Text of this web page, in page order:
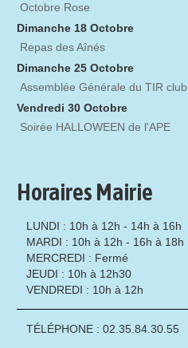
Octobre Rose
Dimanche 18 Octobre
Repas des Aînés
Dimanche 25 Octobre
Assemblée Générale du TIR club
Vendredi 30 Octobre
Soirée HALLOWEEN de l'APE
Horaires Mairie
LUNDI : 10h à 12h - 14h à 16h
MARDI : 10h à 12h - 16h à 18h
MERCREDI : Fermé
JEUDI : 10h à 12h30
VENDREDI : 10h à 12h
TÉLÉPHONE : 02.35.84.30.55